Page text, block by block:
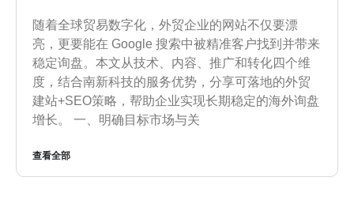
随着全球贸易数字化，外贸企业的网站不仅要漂
亮，更要能在 Google 搜索中被精准客户找到并带来
稳定询盘。本文从技术、内容、推广和转化四个维
度，结合南新科技的服务优势，分享可落地的外贸
建站+SEO策略，帮助企业实现长期稳定的海外询盘
增长。 一、明确目标市场与关
查看全部